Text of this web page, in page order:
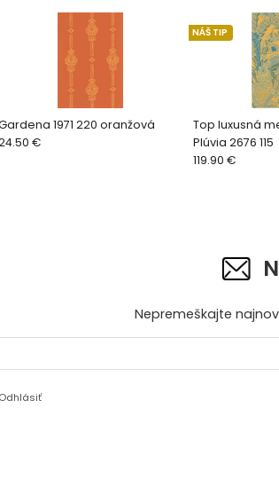
1971 220 oranžová
€
Top luxusná
Plúvia 2676 115
NÁŠ TIP
119.90 €
Nepremeškajte
Odhlásiť